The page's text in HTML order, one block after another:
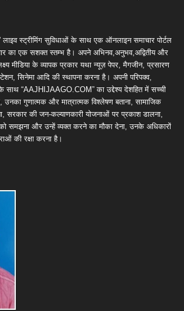
स्ट्रीमिंग सुविधाओं के साथ एक ऑनलाइन समाचार पोर्टल
का एक सशक्त स्तम्भ है। अपने अभिनव,अनुभव,अद्वितीय और
मीडिया के व्यापक प्रकार यथा न्यूज़ पेपर, मैगजीन, प्रसारण
सिनेमा आदि की स्थापना करना है। अपनी परिपक्व,
के साथ “AAJHIJAAGO.COM” का उद्देश्य देशहित में सच्ची
गुणात्मक और मात्रात्मक विश्लेषण बताना, सामाजिक
सरकार की जन-कल्याणकारी योजनाओं पर प्रकाश डालना,
समझना और उन्हें व्यक्त करने का मौका देना, उनके अधिकारों
की रक्षा करना है।